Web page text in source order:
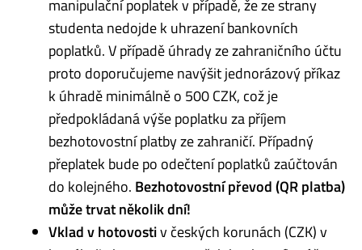
manipulační poplatek v případě, že ze strany
studenta nedojde k uhrazení bankovních
poplatků. V případě úhrady ze zahraničního účtu
proto doporučujeme navýšit jednorázový příkaz
k úhradě minimálně o 500 CZK, což je
předpokládaná výše poplatku za příjem
bezhotovostní platby ze zahraničí. Případný
přeplatek bude po odečtení poplatků zaúčtován
do kolejného. Bezhotovostní převod (QR platba)
může trvat několik dní!
Vklad v hotovostiv českých korunách (CZK) v